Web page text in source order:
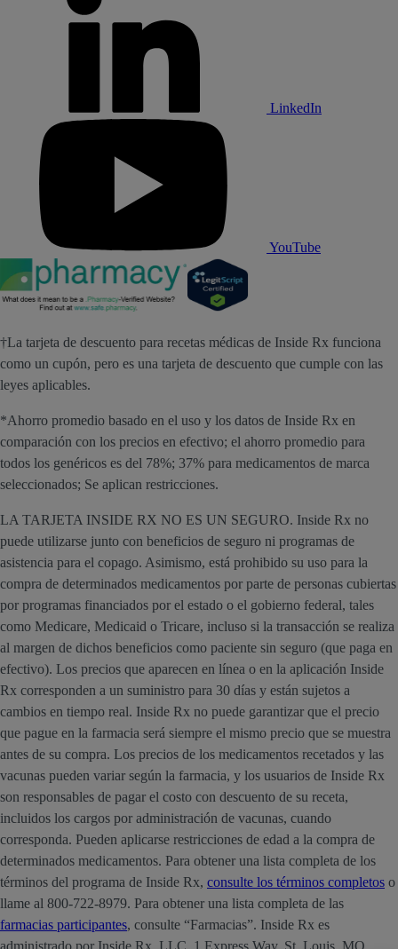
LinkedIn
YouTube
†La tarjeta de descuento para recetas médicas de Inside Rx funciona
como un cupón, pero es una tarjeta de descuento que cumple con las
leyes aplicables.
*Ahorro promedio basado en el uso y los datos de Inside Rx en
comparación con los precios en efectivo; el ahorro promedio para
todos los genéricos es del 78%; 37% para medicamentos de marca
seleccionados; Se aplican restricciones.
LA TARJETA INSIDE RX NO ES UN SEGURO. Inside Rx no
puede utilizarse junto con beneficios de seguro ni programas de
asistencia para el copago. Asimismo, está prohibido su uso para la
compra de determinados medicamentos por parte de personas cubiertas
por programas financiados por el estado o el gobierno federal, tales
como Medicare, Medicaid o Tricare, incluso si la transacción se realiza
al margen de dichos beneficios como paciente sin seguro (que paga en
efectivo). Los precios que aparecen en línea o en la aplicación Inside
Rx corresponden a un suministro para 30 días y están sujetos a
cambios en tiempo real. Inside Rx no puede garantizar que el precio
que pague en la farmacia será siempre el mismo precio que se muestra
antes de su compra. Los precios de los medicamentos recetados y las
vacunas pueden variar según la farmacia, y los usuarios de Inside Rx
son responsables de pagar el costo con descuento de su receta,
incluidos los cargos por administración de vacunas, cuando
corresponda. Pueden aplicarse restricciones de edad a la compra de
determinados medicamentos. Para obtener una lista completa de los
términos del programa de Inside Rx, consulte los términos completos o
llame al 800-722-8979. Para obtener una lista completa de las
farmacias participantes, consulte “Farmacias”. Inside Rx es